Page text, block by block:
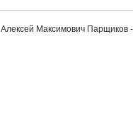
Алексей Максимович Парщиков